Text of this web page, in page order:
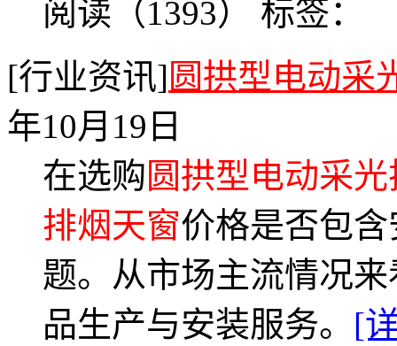
阅读（1393） 标签：
[行业资讯]圆拱型电动采
年10月19日
在选购圆拱型电动采
排烟天窗价格是否包
题。从市场主流情况
品生产与安装服务。 [